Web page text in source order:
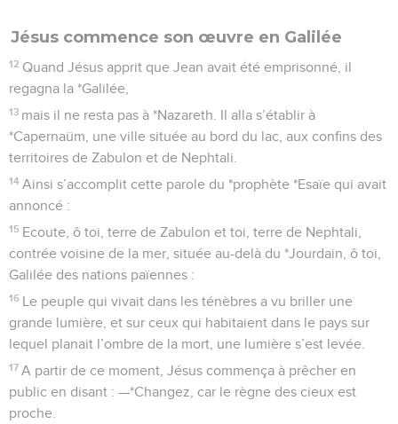
Jésus commence son œuvre en Galilée
12 Quand Jésus apprit que Jean avait été emprisonné, il
regagna la *Galilée,
13 mais il ne resta pas à *Nazareth. Il alla s’établir à
*Capernaüm, une ville située au bord du lac, aux confins des
territoires de Zabulon et de Nephtali.
14 Ainsi s’accomplit cette parole du *prophète *Esaïe qui avait
annoncé :
15 Ecoute, ô toi, terre de Zabulon et toi, terre de Nephtali,
contrée voisine de la mer, située au-delà du *Jourdain, ô toi,
Galilée des nations païennes :
16 Le peuple qui vivait dans les ténèbres a vu briller une
grande lumière, et sur ceux qui habitaient dans le pays sur
lequel planait l’ombre de la mort, une lumière s’est levée.
17 A partir de ce moment, Jésus commença à prêcher en
public en disant : —*Changez, car le règne des cieux est
proche.